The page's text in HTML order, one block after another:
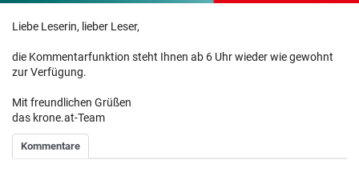
Liebe Leserin, lieber Leser,
die Kommentarfunktion steht Ihnen ab 6 Uhr wieder wie gewohnt
zur Verfügung.
Mit freundlichen Grüßen
das krone.at-Team